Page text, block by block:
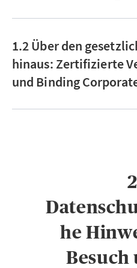
1.2 Über den
hinaus: Zertifizierte
und Binding
he
Besuch